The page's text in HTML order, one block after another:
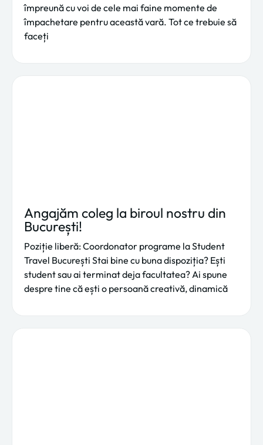
împreună cu voi de cele mai faine momente de
împachetare pentru această vară. Tot ce trebuie să
faceți
Angajăm coleg la biroul nostru din
București!
Poziție liberă: Coordonator programe la Student
Travel București Stai bine cu buna dispoziția? Ești
student sau ai terminat deja facultatea? Ai spune
despre tine că ești o persoană creativă, dinamică